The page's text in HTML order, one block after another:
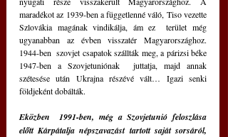
maradékot az 1939-ben a függetlenné váló, Tiso vezette
Szlovákia magának vindikálja, ám ez  terület még
ugyanabban az évben visszatér Magyarországhoz.
1944-ben  szovjet csapatok szállták meg, a párizsi béke
1947-ben a Szovjetuniónak  juttatja, majd annak
szétesése után Ukrajna részévé vált… Igazi senki
földjeként dobálták.
Eközben  1991-ben, még a Szovjetunió feloszlása
előtt Kárpátalja népszavazást tartott saját sorsáról,